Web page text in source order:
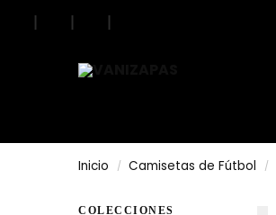
| | |
Search
Inicio / Camisetas de Fútbol /
COLECCIONES